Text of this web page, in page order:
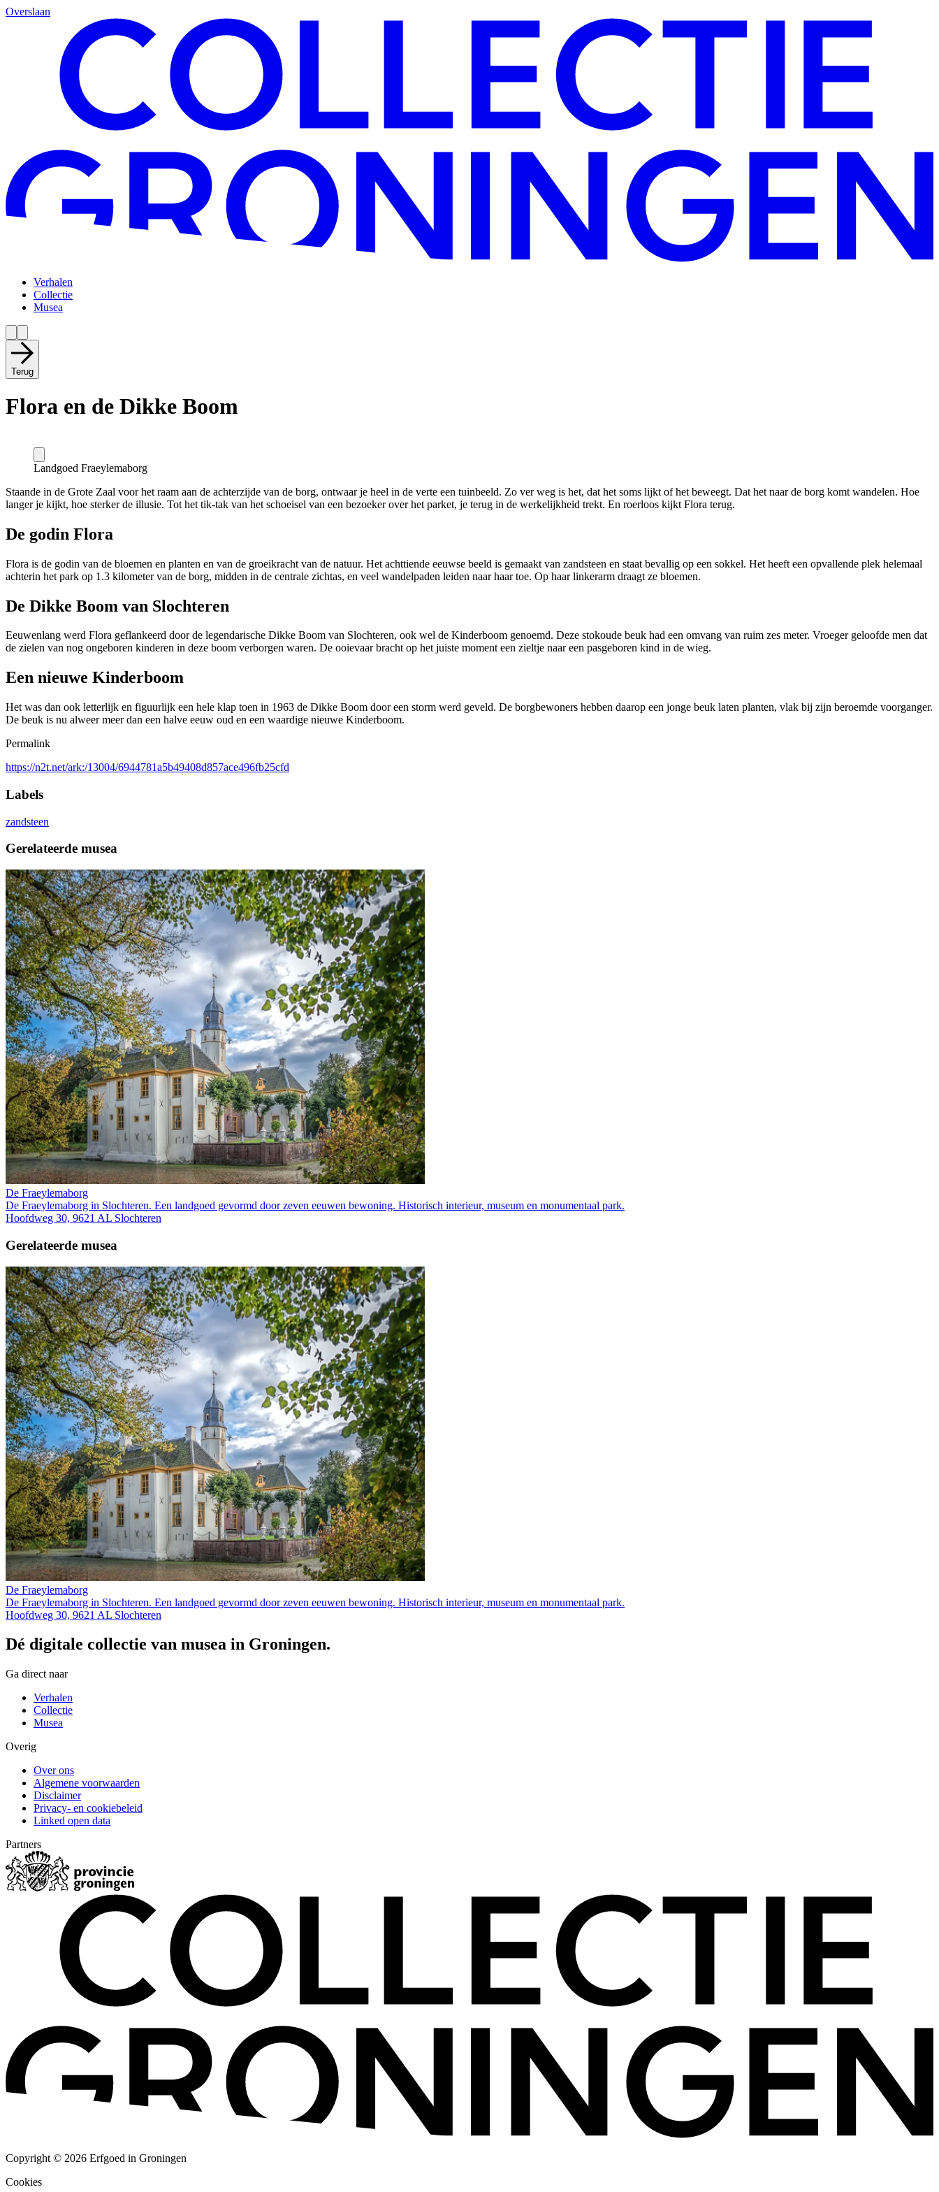
Overslaan
Verhalen
Collectie
Musea
Terug
Flora en de Dikke Boom
Landgoed Fraeylemaborg
Staande in de Grote Zaal voor het raam aan de achterzijde van de borg, ontwaar je heel in de verte een tuinbeeld. Zo ver weg is het, dat het soms lijkt of het beweegt. Dat het naar de borg komt wandelen. Hoe
langer je kijkt, hoe sterker de illusie. Tot het tik-tak van het schoeisel van een bezoeker over het parket, je terug in de werkelijkheid trekt. En roerloos kijkt Flora terug.
De godin Flora
Flora is de godin van de bloemen en planten en van de groeikracht van de natuur. Het achttiende eeuwse beeld is gemaakt van zandsteen en staat bevallig op een sokkel. Het heeft een opvallende plek helemaal
achterin het park op 1.3 kilometer van de borg, midden in de centrale zichtas, en veel wandelpaden leiden naar haar toe. Op haar linkerarm draagt ze bloemen.
De Dikke Boom van Slochteren
Eeuwenlang werd Flora geflankeerd door de legendarische Dikke Boom van Slochteren, ook wel de Kinderboom genoemd. Deze stokoude beuk had een omvang van ruim zes meter. Vroeger geloofde men dat
de zielen van nog ongeboren kinderen in deze boom verborgen waren. De ooievaar bracht op het juiste moment een zieltje naar een pasgeboren kind in de wieg.
Een nieuwe Kinderboom
Het was dan ook letterlijk en figuurlijk een hele klap toen in 1963 de Dikke Boom door een storm werd geveld. De borgbewoners hebben daarop een jonge beuk laten planten, vlak bij zijn beroemde voorganger.
De beuk is nu alweer meer dan een halve eeuw oud en een waardige nieuwe Kinderboom.
Permalink
https://n2t.net/ark:/13004/6944781a5b49408d857ace496fb25cfd
Labels
zandsteen
Gerelateerde musea
De Fraeylemaborg
De Fraeylemaborg in Slochteren. Een landgoed gevormd door zeven eeuwen bewoning. Historisch interieur, museum en monumentaal park.
Hoofdweg 30, 9621 AL Slochteren
Gerelateerde musea
De Fraeylemaborg
De Fraeylemaborg in Slochteren. Een landgoed gevormd door zeven eeuwen bewoning. Historisch interieur, museum en monumentaal park.
Hoofdweg 30, 9621 AL Slochteren
Dé digitale collectie van musea in Groningen.
Ga direct naar
Verhalen
Collectie
Musea
Overig
Over ons
Algemene voorwaarden
Disclaimer
Privacy- en cookiebeleid
Linked open data
Partners
Copyright © 2026 Erfgoed in Groningen
Cookies